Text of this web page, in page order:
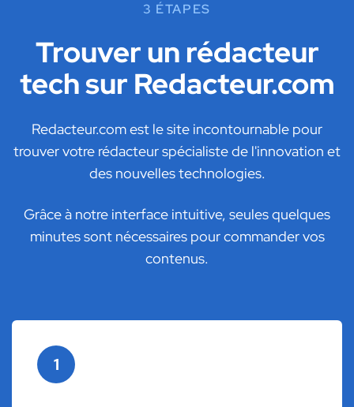
3 ÉTAPES
Trouver un rédacteur
tech sur Redacteur.com
Redacteur.com est le site incontournable pour
trouver votre rédacteur spécialiste de l'innovation et
des nouvelles technologies.
Grâce à notre interface intuitive, seules quelques
minutes sont nécessaires pour commander vos
contenus.
1